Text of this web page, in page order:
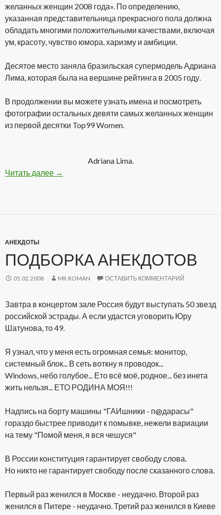
желанных женщин 2008 года». По определению,
указанная представительница прекрасного пола должна
обладать многими положительными качествами, включая
ум, красоту, чувство юмора, харизму и амбиции.
Десятое место заняла бразильская супермодель Адриана
Лима, которая была на вершине рейтинга в 2005 году.
В продолжении вы можете узнать имена и посмотреть
фотографии остальных девяти самых желанных женщин
из первой десятки Top99 Women.
Adriana Lima.
Читать далее ТОП 10 из «99 самых желанных женщин 2008
→
АНЕКДОТЫ
ПОДБОРКА АНЕКДОТОВ
05.02.2008 MR.ROMAN ОСТАВИТЬ КОММЕНТАРИЙ
Завтра в концертом зале Россия будут выступать 50 звезд
российской эстрады. А если удастся уговорить Юру
Шатунова, то 49.
Я узнал, что у меня есть огромная семья: монитор,
системный блок... В сеть воткну я проводок...
Windows, небо голубое... Ето всё моё, родное... без инета
жить нельзя... ЕТО РОДИНА МОЯ!!!
Надпись на борту машины "ГАИшники - п@дарасы"
гораздо быстрее приводит к помывке, нежели вариации
на тему "Помой меня, я вся чешуся"
В России конституция гарантирует свободу слова.
Но никто не гарантирует свободу после сказанного слова.
Первый раз женился в Москве - неудачно. Второй раз
женился в Питере - неудачно. Третий раз женился в Киеве